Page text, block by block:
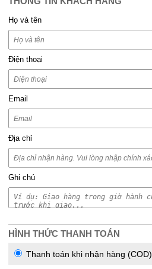
Họ và tên
Điện thoại
Email
Địa chỉ
Ghi chú
HÌNH THỨC THANH TOÁN
Thanh toán khi nhận hàng (COD)